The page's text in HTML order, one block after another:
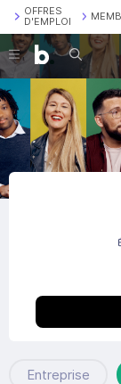
OFFRES
D'EMPLOI
Entreprise